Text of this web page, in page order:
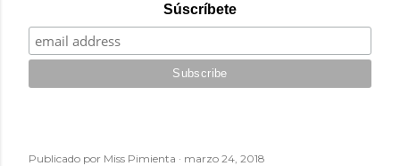
Súscríbete
Publicado por Miss Pimienta marzo 24, 2018